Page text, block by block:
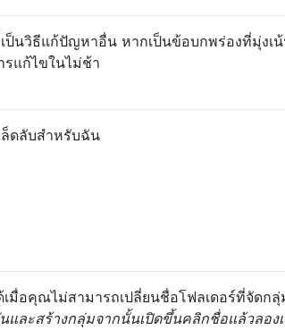
ป็นวิธีแก้ปัญหาอื่น หากเป็นข้อบกพร่องที่มุ่งเ
รแก้ไขในไม่ช้า
ล็ดลับสำหรับฉัน
เมื่อคุณไม่สามารถเปลี่ยนชื่อโฟลเดอร์ที่จัดก
และสร้างกลุ่มจากนั้นเปิดขึ้นคลิกชื่อแล้วลอง